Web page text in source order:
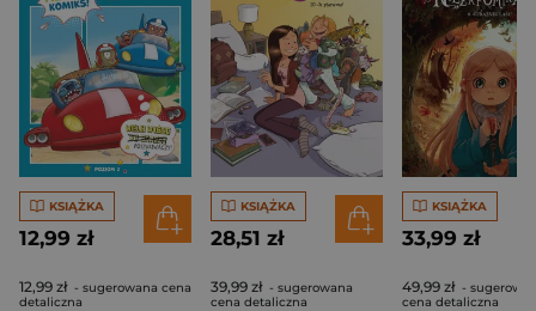
KSIĄŻKA
12,99 zł
12,99 zł - sugerowana cena
detaliczna
KSIĄŻKA
28,51 zł
39,99 zł - sugerowana
cena detaliczna
KSIĄŻKA
33,99 zł
49,99 zł -
cena detaliczna